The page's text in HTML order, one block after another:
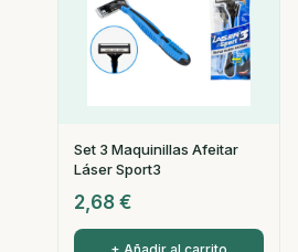
Set 3 Maquinillas Afeitar
Láser Sport3
2,68 €